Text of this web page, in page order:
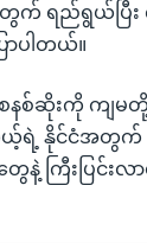
ရည်ရွယ်ပြီး
ာပါတယ်။
နစ်ဆိုးကို ကျမ
ရဲ့ နိုင်ငံအတွက်
နဲ့ ကြီးပြင်းလ